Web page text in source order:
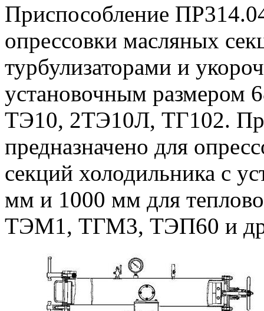
Приспособление
опрессовки масляных
турбулизаторами и
установочным размером
ТЭ10, 2ТЭ10Л, ТГ102.
предназначено для
секций холодильника с
мм и 1000 мм для
ТЭМ1, ТГМ3, ТЭП60 и